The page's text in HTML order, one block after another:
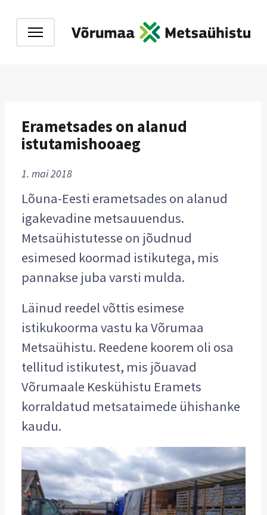
Erametsades on alanud
istutamishooaeg
1. mai 2018
Lõuna-Eesti erametsades on alanud
igakevadine metsauuendus.
Metsaühistutesse on jõudnud
esimesed koormad istikutega, mis
pannakse juba varsti mulda.
Läinud reedel võttis esimese
istikukoorma vastu ka Võrumaa
Metsaühistu. Reedene koorem oli osa
tellitud istikutest, mis jõuavad
Võrumaale Keskühistu Eramets
korraldatud metsataimede ühishanke
kaudu.